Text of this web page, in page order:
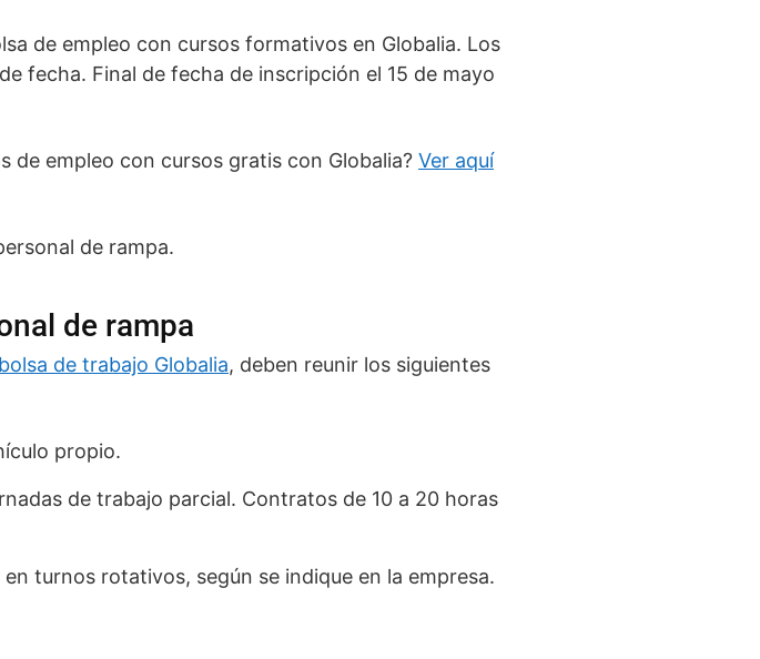
de empleo con cursos formativos en Globalia. Los
fecha. Final de fecha de inscripción el 15 de mayo
de empleo con cursos gratis con Globalia? Ver aquí
de rampa.
de rampa
bolsa de trabajo Globalia, deben reunir los siguientes
propio.
de trabajo parcial. Contratos de 10 a 20 horas
turnos rotativos, según se indique en la empresa.